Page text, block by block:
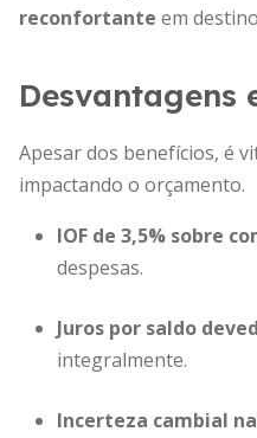
reconfortante em
Desvantagens
Apesar dos benefícios, é
impactando o orçamento.
IOF de 3,5% sobre
despesas.
Juros por saldo
integralmente.
Incerteza cambial